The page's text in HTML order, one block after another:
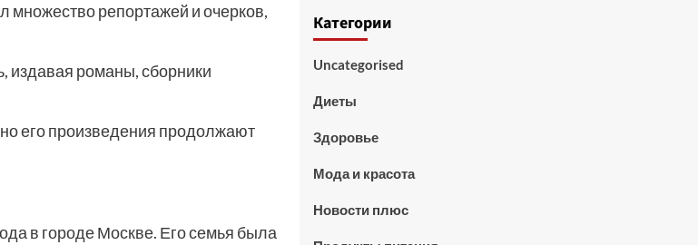
множество репортажей и очерков,
издавая романы, сборники
его произведения продолжают
в городе Москве. Его семья была
Категории
Uncategorised
Диеты
Здоровье
Мода и красота
Новости плюс